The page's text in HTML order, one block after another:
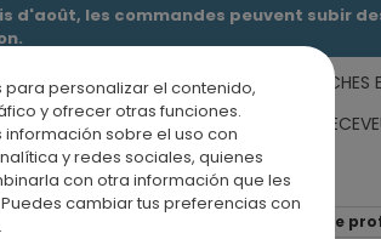
para personalizar el contenido,
y ofrecer otras funciones.
sobre el uso con
y redes sociales, quienes
con otra información que les
cambiar tus preferencias con
d'août, les commandes peuvent subir
MEUBLES SALLE DE BAIN DOUCHES
PANNEAUX MURAUX
OFFRE PAROI +
BLOG
salle de bain sur pieds BOX 3 tiroirs faible